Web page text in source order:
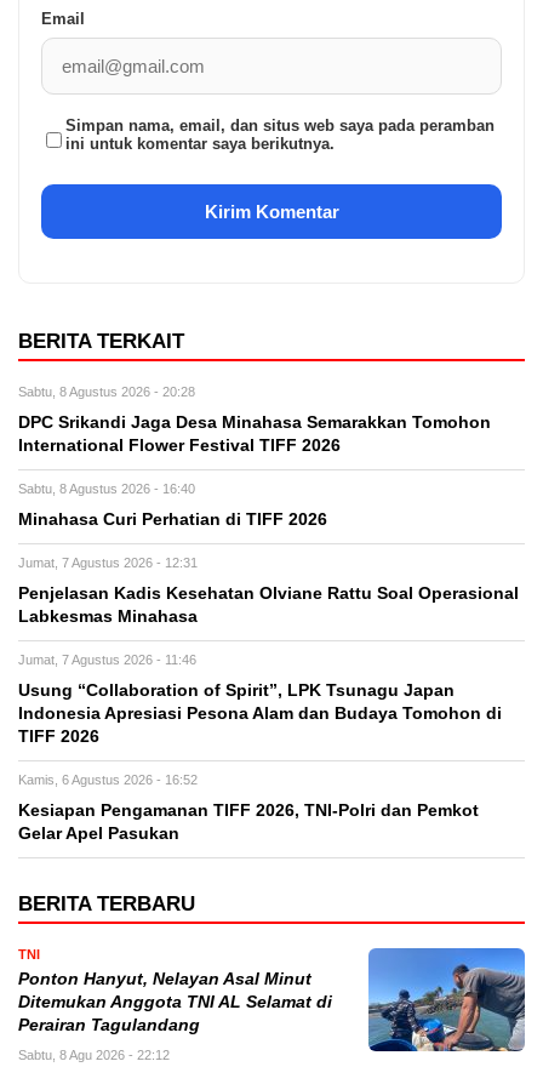
Email
Simpan nama, email, dan situs web saya pada peramban
ini untuk komentar saya berikutnya.
BERITA TERKAIT
Sabtu, 8 Agustus 2026 - 20:28
DPC Srikandi Jaga Desa Minahasa Semarakkan Tomohon
International Flower Festival TIFF 2026
Sabtu, 8 Agustus 2026 - 16:40
Minahasa Curi Perhatian di TIFF 2026
Jumat, 7 Agustus 2026 - 12:31
Penjelasan Kadis Kesehatan Olviane Rattu Soal Operasional
Labkesmas Minahasa
Jumat, 7 Agustus 2026 - 11:46
Usung “Collaboration of Spirit”, LPK Tsunagu Japan
Indonesia Apresiasi Pesona Alam dan Budaya Tomohon di
TIFF 2026
Kamis, 6 Agustus 2026 - 16:52
Kesiapan Pengamanan TIFF 2026, TNI-Polri dan Pemkot
Gelar Apel Pasukan
BERITA TERBARU
TNI
Ponton Hanyut, Nelayan Asal Minut
Ditemukan Anggota TNI AL Selamat di
Perairan Tagulandang
Sabtu, 8 Agu 2026 - 22:12